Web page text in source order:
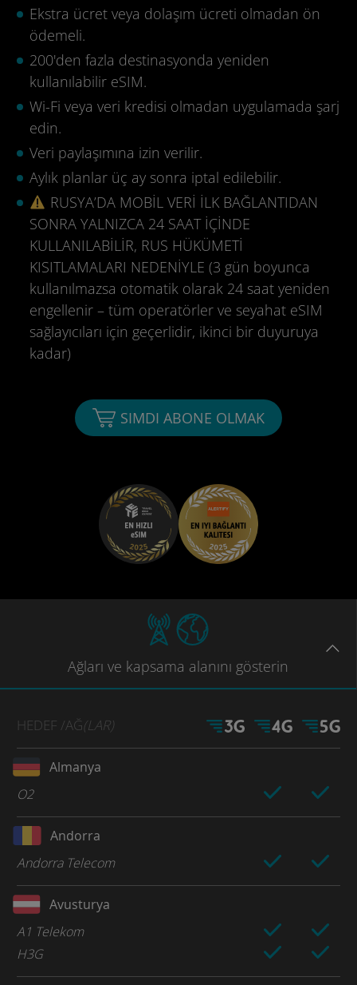
Ekstra ücret veya dolaşım ücreti olmadan ön
ödemeli.
200'den fazla destinasyonda yeniden
kullanılabilir eSIM.
Wi-Fi veya veri kredisi olmadan uygulamada şarj
edin.
Veri paylaşımına izin verilir.
Aylık planlar üç ay sonra iptal edilebilir.
RUSYA’DA MOBİL VERİ İLK BAĞLANTIDAN
SONRA YALNIZCA 24 SAAT İÇİNDE
KULLANILABİLİR, RUS HÜKÜMETİ
KISITLAMALARI NEDENİYLE (3 gün boyunca
kullanılmazsa otomatik olarak 24 saat yeniden
engellenir – tüm operatörler ve seyahat eSIM
sağlayıcıları için geçerlidir, ikinci bir duyuruya
kadar)
SIMDI ABONE OLMAK
Ağları ve kapsama alanını gösterin
HEDEF /AĞ(LAR)
Almanya
O2
Andorra
Andorra Telecom
Avusturya
A1 Telekom
H3G